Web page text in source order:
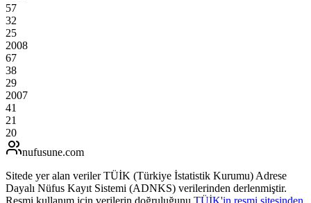
57
32
25
2008
67
38
29
2007
41
21
20
nufusune.com
Sitede yer alan veriler TÜİK (Türkiye İstatistik Kurumu) Adrese
Dayalı Nüfus Kayıt Sistemi (ADNKS) verilerinden derlenmiştir.
Resmi kullanım için verilerin doğruluğunu TÜİK'in resmi sitesinden